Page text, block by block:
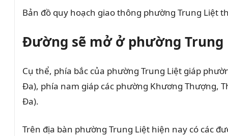
Bản đồ quy hoạch giao thông phường Trung Liệt
Đường sẽ mở ở phường Trung
Cụ thể, phía bắc của phường Trung Liệt giáp
Đa), phía nam giáp các phường Khương Thượng,
Đa).
Trên địa bàn phường Trung Liệt hiện nay có các